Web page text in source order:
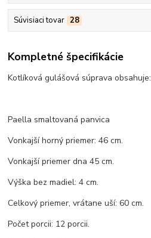
Súvisiaci tovar 28
Kompletné špecifikácie
Kotlíková gulášová súprava obsahuje:
Paella smaltovaná panvica
Vonkajší horný priemer: 46 cm.
Vonkajší priemer dna 45 cm.
Výška bez madiel: 4 cm.
Celkový priemer, vrátane uší: 60 cm.
Počet porcii: 12 porcii.